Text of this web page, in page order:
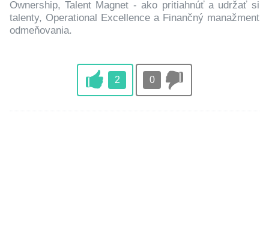
Ownership, Talent Magnet - ako pritiahnúť a udržať si
talenty, Operational Excellence a Finančný manažment
odmeňovania.
2 0